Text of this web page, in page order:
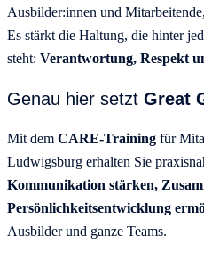
Ausbilder:innen und
Es stärkt die Haltung, die hinter
steht: Verantwortung, Respekt
Genau hier setzt Great
Mit dem CARE-Training für
Ludwigsburg erhalten Sie
Kommunikation stärken,
Persönlichkeitsentwicklung
Ausbilder und ganze Teams.